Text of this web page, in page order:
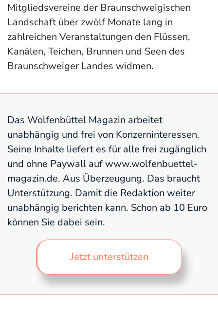
Mitgliedsvereine der Braunschweigischen
Landschaft über zwölf Monate lang in
zahlreichen Veranstaltungen den Flüssen,
Kanälen, Teichen, Brunnen und Seen des
Braunschweiger Landes widmen.
Das Wolfenbüttel Magazin arbeitet
unabhängig und frei von Konzerninteressen.
Seine Inhalte liefert es für alle frei zugänglich
und ohne Paywall auf www.wolfenbuettel-
magazin.de. Aus Überzeugung. Das braucht
Unterstützung. Damit die Redaktion weiter
unabhängig berichten kann. Schon ab 10 Euro
können Sie dabei sein.
Jetzt unterstützen